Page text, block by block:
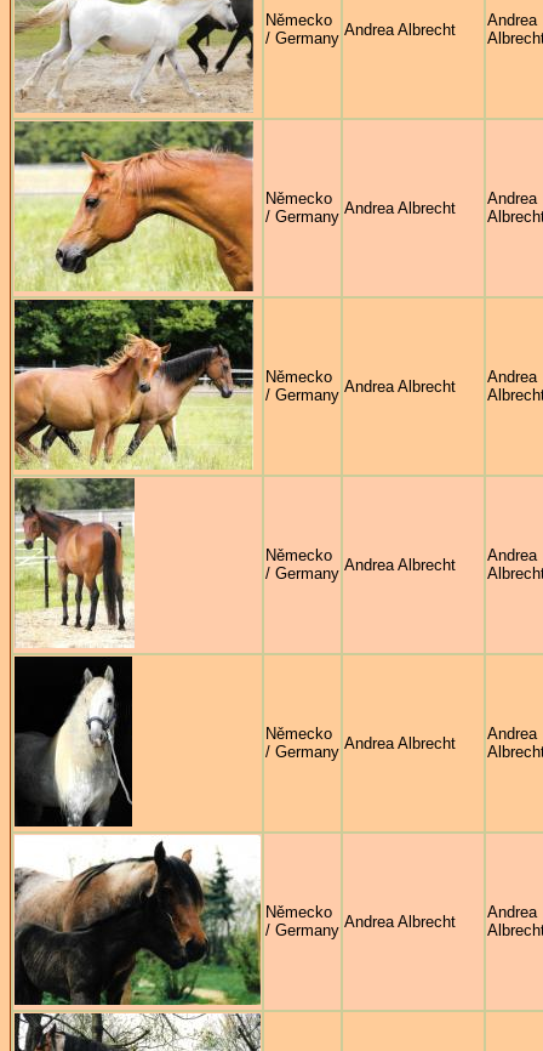
Německo
/ Germany Andrea Albrecht
Andrea
Německo
/ Germany Andrea Albrecht
Andrea
Německo
/ Germany Andrea Albrecht
Andrea
Německo
/ Germany Andrea Albrecht
Andrea
Německo
/ Germany Andrea Albrecht
Andrea
Německo
/ Germany Andrea Albrecht
Andrea